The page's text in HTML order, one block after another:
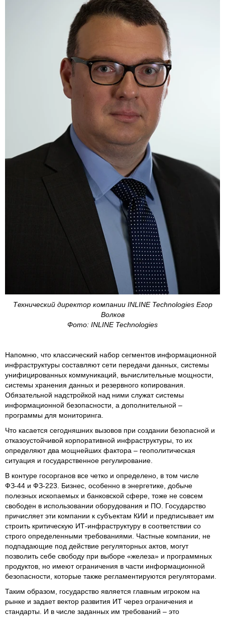
Технический директор компании INLINE Technologies Егор
Волков
Фото: INLINE Technologies
Напомню, что классический набор сегментов информационной
инфраструктуры составляют сети передачи данных, системы
унифицированных коммуникаций, вычислительные мощности,
системы хранения данных и резервного копирования.
Обязательной надстройкой над ними служат системы
информационной безопасности, а дополнительной –
программы для мониторинга.
Что касается сегодняшних вызовов при создании безопасной и
отказоустойчивой корпоративной инфраструктуры, то их
определяют два мощнейших фактора – геополитическая
ситуация и государственное регулирование.
В контуре госорганов все четко и определено, в том числе
ФЗ-44 и ФЗ-223. Бизнес, особенно в энергетике, добыче
полезных ископаемых и банковской сфере, тоже не совсем
свободен в использовании оборудования и ПО. Государство
причисляет эти компании к субъектам КИИ и предписывает им
строить критическую ИТ-инфраструктуру в соответствии со
строго определенными требованиями. Частные компании, не
подпадающие под действие регуляторных актов, могут
позволить себе свободу при выборе «железа» и программных
продуктов, но имеют ограничения в части информационной
безопасности, которые также регламентируются регуляторами.
Таким образом, государство является главным игроком на
рынке и задает вектор развития ИТ через ограничения и
стандарты. И в числе заданных им требований – это